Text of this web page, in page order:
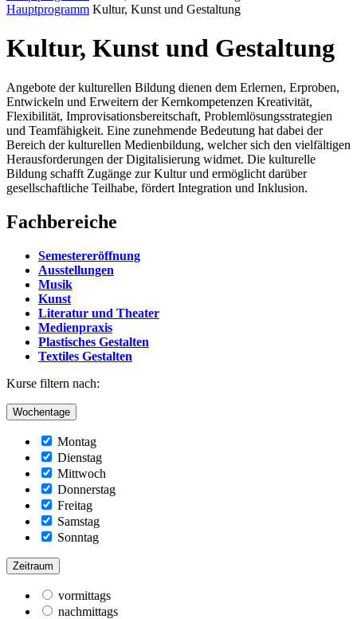
Hauptprogramm Kultur, Kunst und Gestaltung
Kultur, Kunst und Gestaltung
Angebote der kulturellen Bildung dienen dem Erlernen, Erproben,
Entwickeln und Erweitern der Kernkompetenzen Kreativität,
Flexibilität, Improvisationsbereitschaft, Problemlösungsstrategien
und Teamfähigkeit. Eine zunehmende Bedeutung hat dabei der
Bereich der kulturellen Medienbildung, welcher sich den vielfältigen
Herausforderungen der Digitalisierung widmet. Die kulturelle
Bildung schafft Zugänge zur Kultur und ermöglicht darüber
gesellschaftliche Teilhabe, fördert Integration und Inklusion.
Fachbereiche
Semestereröffnung
Ausstellungen
Musik
Kunst
Literatur und Theater
Medienpraxis
Plastisches Gestalten
Textiles Gestalten
Kurse filtern nach:
Wochentage
Montag
Dienstag
Mittwoch
Donnerstag
Freitag
Samstag
Sonntag
Zeitraum
vormittags
nachmittags